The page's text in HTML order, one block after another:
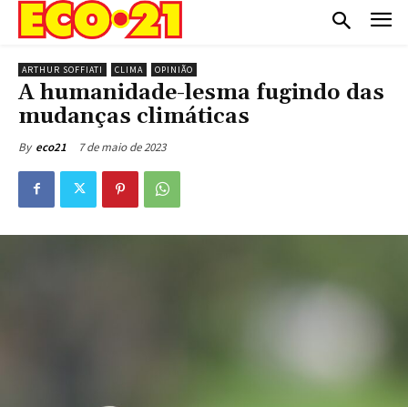
ARTHUR SOFFIATI CLIMA OPINIÃO
A humanidade-lesma fugindo das
mudanças climáticas
By eco21 7 de maio de 2023